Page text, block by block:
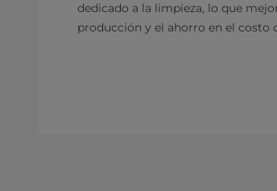
dedicado a la limpieza, lo que
producción y el ahorro en el costo